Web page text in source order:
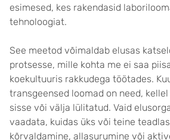
esimesed, kes rakendasid
tehnoloogiat.
See meetod võimaldab elusas
protsesse, mille kohta me ei saa
koekultuuris rakkudega töötades.
transgeensed loomad on need,
sisse või välja lülitatud. Vaid
vaadata, kuidas üks või teine
kõrvaldamine, allasurumine või